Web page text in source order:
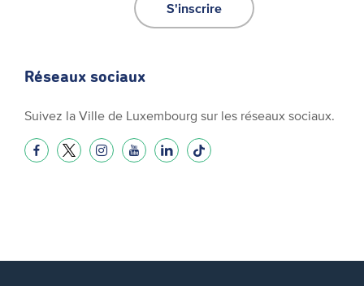
S'inscrire
Réseaux sociaux
Suivez la Ville de Luxembourg sur les réseaux sociaux.